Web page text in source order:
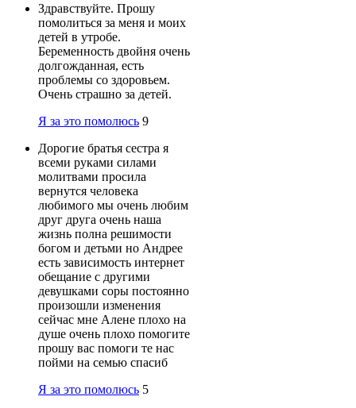
Здравствуйте. Прошу
помолиться за меня и моих
детей в утробе.
Беременность двойня очень
долгожданная, есть
проблемы со здоровьем.
Очень страшно за детей.
Я за это помолюсь 9
Дорогие братья сестра я
всеми руками силами
молитвами просила
вернутся человека
любимого мы очень любим
друг друга очень наша
жизнь полна решимости
богом и детьми но Андрее
есть зависимость интернет
обещание с другими
девушками соры постоянно
произошли изменения
сейчас мне Алене плохо на
душе очень плохо помогите
прошу вас помоги те нас
пойми на семью спасиб
Я за это помолюсь 5